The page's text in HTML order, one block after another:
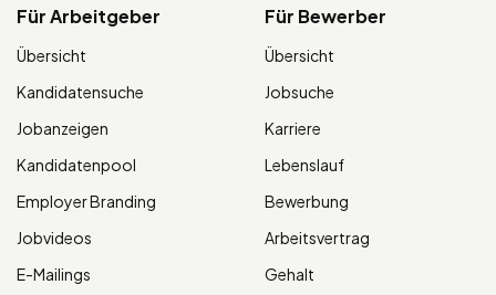
Für Arbeitgeber
Übersicht
Kandidatensuche
Jobanzeigen
Kandidatenpool
Employer Branding
Jobvideos
E-Mailings
Für Bewerber
Übersicht
Jobsuche
Karriere
Lebenslauf
Bewerbung
Arbeitsvertrag
Gehalt